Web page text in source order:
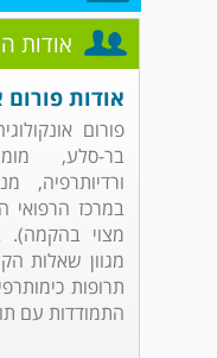
אודות
אודות פורום
פורום
בר-סלע,
ורדיותרפיה,
במרכז
מצוי בהקמה).
מגוון שאלות
תרופות
התמודדות עם